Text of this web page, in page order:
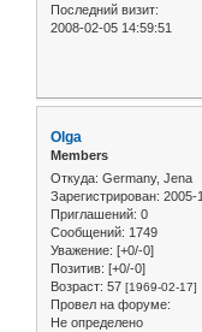
Последний визит:
2008-02-05 14:59:51
Olga
Members
Откуда: Germany, Jena
Зарегистрирован: 2005-
Приглашений: 0
Сообщений: 1749
Уважение: [+0/-0]
Позитив: [+0/-0]
Возраст: 57 [1969-02-17]
Провел на форуме:
Не определено